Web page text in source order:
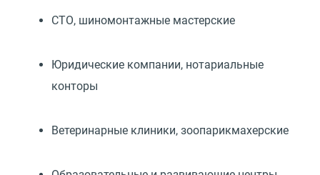
СТО, шиномонтажные мастерские
Юридические компании, нотариальные
конторы
Ветеринарные клиники, зоопарикмахерские